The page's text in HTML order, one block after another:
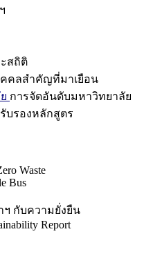
สถิติ
คลสำคัญที่มาเยือน
การจัดอันดับมหาวิทยาลัย
บรองหลักสูตร
Waste
Bus
ฯ กับความยั่งยืน
Report